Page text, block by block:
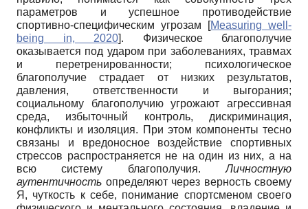
параметров и успешное противодействие
спортивно-специфическим угрозам
[Measuring well-
being in, 2020]. Физическое благополучие
оказывается под ударом при заболеваниях, травмах
и перетренированности; психологическое
благополучие страдает от низких результатов,
давления, ответственности и выгорания;
социальному благополучию угрожают агрессивная
среда, избыточный контроль, дискриминация,
конфликты и изоляция. При этом компоненты тесно
связаны и вредоносное воздействие спортивных
стрессов распространяется не на один из них, а на
всю систему благополучия.Личностную
аутентичность определяют через верность своему
Я, чуткость к себе, понимание спортсменом своего